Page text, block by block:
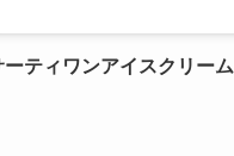
ーティワンアイスクリーム